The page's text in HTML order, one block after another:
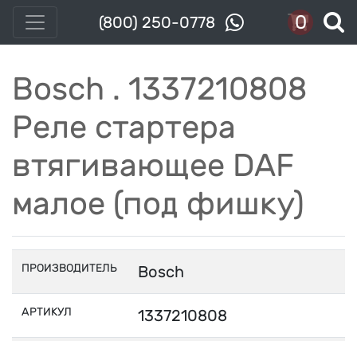
(800) 250-0778 0
Bosch . 1337210808
Реле стартера
втягивающее DAF
малое (под фишку)
ПРОИЗВОДИТЕЛЬ Bosch
АРТИКУЛ 1337210808